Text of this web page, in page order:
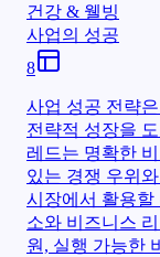
건강 & 웰빙
사업의 성공
8
사업 성공 전략
전략적 성장을
레드는 명확한
있는 경쟁 우위
시장에서 활용할
소와 비즈니스
원, 실행 가능한